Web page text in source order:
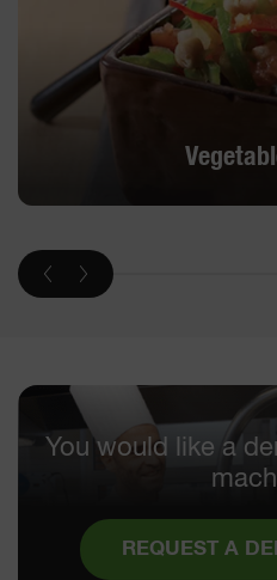
You would like a
REQUEST A